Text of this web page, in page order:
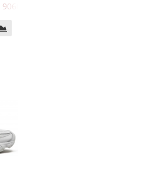
Black Castlerock